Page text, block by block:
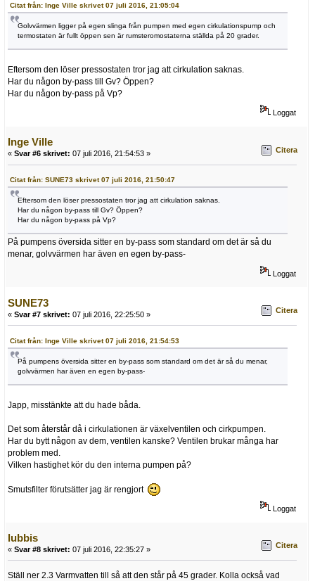
Citat från: Inge Ville skrivet 07 juli 2016, 21:05:04
Golvvärmen ligger på egen slinga från pumpen med egen cirkulationspump och
termostaten är fullt öppen sen är rumsteromostaterna ställda på 20 grader.
Eftersom den löser pressostaten tror jag att cirkulation saknas.
Har du någon by-pass till Gv? Öppen?
Har du någon by-pass på Vp?
Loggat
Inge Ville
« Svar #6 skrivet: 07 juli 2016, 21:54:53 » Citera
Citat från: SUNE73 skrivet 07 juli 2016, 21:50:47
Eftersom den löser pressostaten tror jag att cirkulation saknas.
Har du någon by-pass till Gv? Öppen?
Har du någon by-pass på Vp?
På pumpens översida sitter en by-pass som standard om det är så du
menar, golvvärmen har även en egen by-pass-
Loggat
SUNE73
« Svar #7 skrivet: 07 juli 2016, 22:25:50 » Citera
Citat från: Inge Ville skrivet 07 juli 2016, 21:54:53
På pumpens översida sitter en by-pass som standard om det är så du menar,
golvvärmen har även en egen by-pass-
Japp, misstänkte att du hade båda.
Det som återstår då i cirkulationen är växelventilen och cirkpumpen.
Har du bytt någon av dem, ventilen kanske? Ventilen brukar många har
problem med.
Vilken hastighet kör du den interna pumpen på?
Smutsfilter förutsätter jag är rengjort
Loggat
lubbis
« Svar #8 skrivet: 07 juli 2016, 22:35:27 » Citera
Ställ ner 2.3 Varmvatten till så att den står på 45 grader. Kolla också vad